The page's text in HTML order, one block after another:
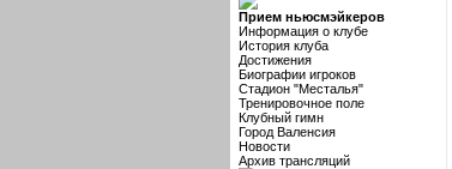
Прием ньюсмэйкеров
Информация о клубе
История клуба
Достижения
Биографии игроков
Стадион "Месталья"
Тренировочное поле
Клубный гимн
Город Валенсия
Новости
Архив трансляций